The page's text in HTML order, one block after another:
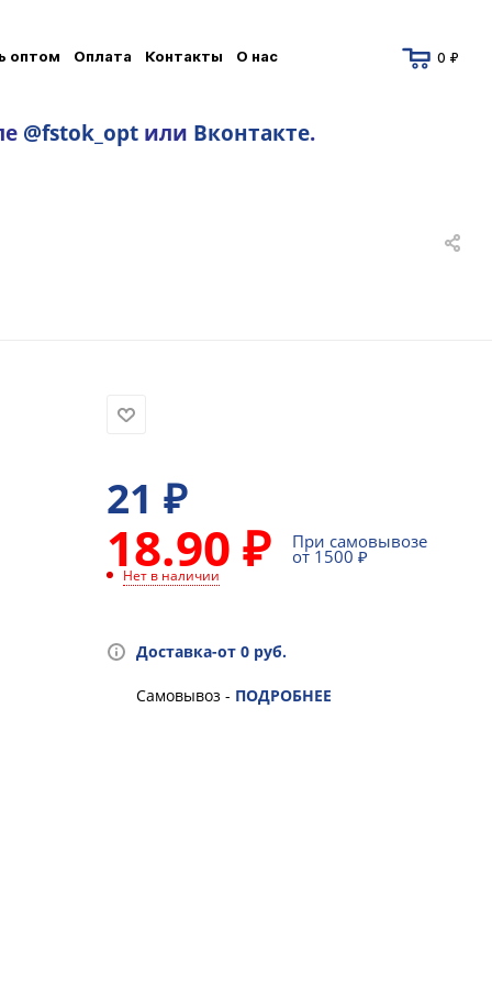
оптом Оплата Контакты О нас 0 ₽
@fstok_opt или Вконтакте.
21 ₽
18.90 ₽ При самовывозе
от 1500 ₽
Нет в наличии
Доставка-от 0 руб.
Самовывоз - ПОДРОБНЕЕ